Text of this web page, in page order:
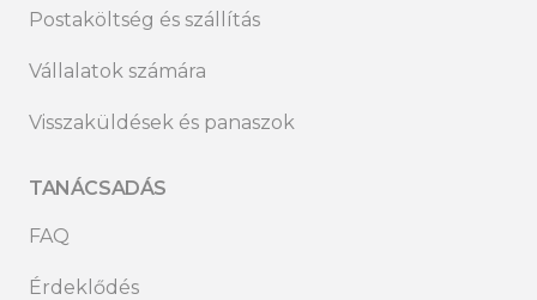
Postaköltség és szállítás
Vállalatok számára
Visszaküldések és panaszok
TANÁCSADÁS
FAQ
Érdeklődés